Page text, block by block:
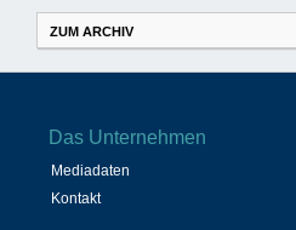
ZUM ARCHIV
Das Unternehmen
Mediadaten
Kontakt